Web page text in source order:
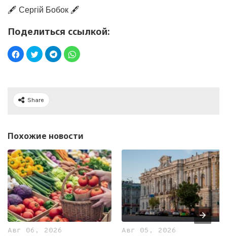
🖋️ Сергій Бобок 🖋️
Поделиться ссылкой:
Share
Похожие новости
Авг 06, 2026 Авг 05, 2026